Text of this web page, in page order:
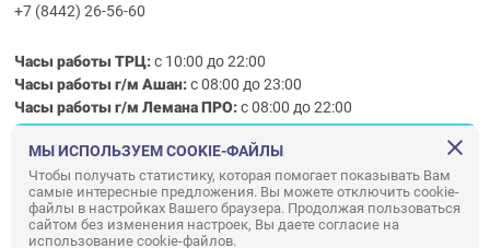
+7 (8442) 26-56-60
Часы работы ТРЦ:с 10:00 до 22:00
Часы работы г/м Ашан:с 08:00 до 23:00
Часы работыг/мЛемана ПРО:с 08:00 до 22:00
Правила посещения ТРЦ «Акварель»
ООО «АКВАРЕЛЬ»
© ООО «Акварель» 2010–2026. All right reserved.
МЫ ИСПОЛЬЗУЕМ COOKIE-ФАЙЛЫ
Чтобы получать статистику, которая помогает показывать Вам
самые интересные предложения. Вы можете отключить cookie-
файлы в настройках Вашего браузера. Продолжая пользоваться
сайтом без изменения настроек, Вы даете согласие на
использование cookie-файлов.